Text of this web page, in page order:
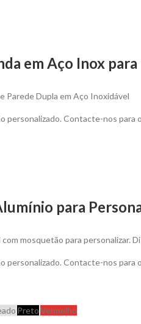
em Aço Inox
Parede Dupla em Aço Inoxidável
personalizado. Contacte-nos para
para
mosquetão para personalizar.
personalizado. Contacte-nos para
PretoVermelho